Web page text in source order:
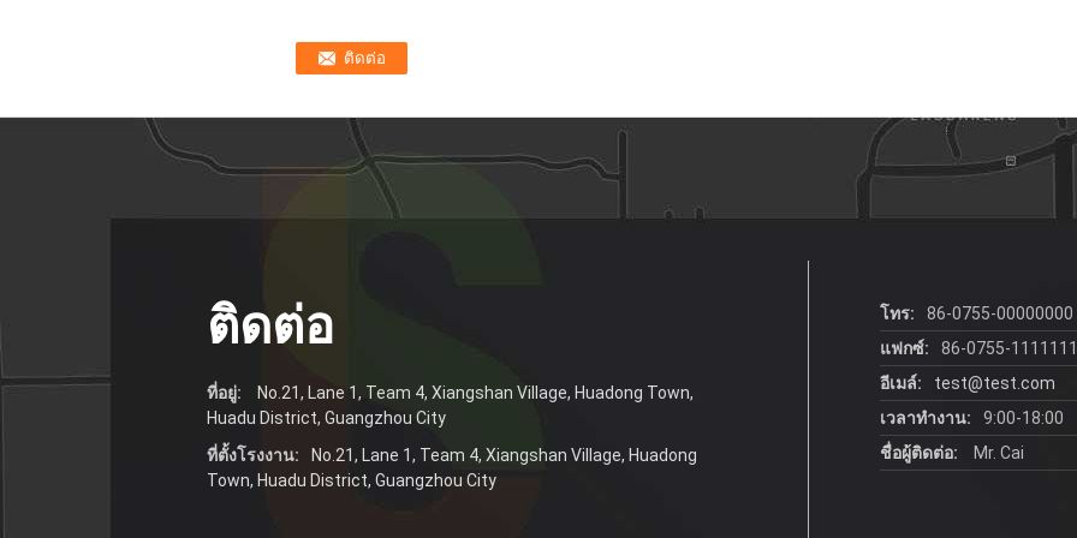
ติดต่อ
ที่อยู่:
No.21, Lane 1, Team 4, Xiangshan Village, Huadong Town,
Huadu District, Guangzhou City
ที่ตั้งโรงงาน:
No.21, Lane 1, Team 4, Xiangshan Village, Huadong
Town, Huadu District, Guangzhou City
โทร:
86-0755-00000000
แฟกซ์:
86-0755-
อีเมล์:
test@test.com
เวลาทำงาน:
9:00-18:00
ชื่อผู้ติดต่อ:
Mr. Cai